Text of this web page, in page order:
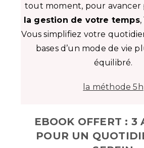
tout moment, pour avancer
la gestion de votre temps,
Vous simplifiez votre
bases d’un mode de vie
équilibré.
la méthode 5h
EBOOK OFFERT : 3
POUR UN